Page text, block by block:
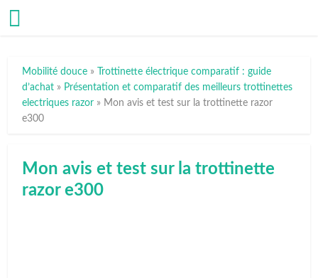
Mobilité douce »
Trottinette électrique comparatif : guide
d’achat » Présentation et comparatif des meilleurs trottinettes
electriques razor » Mon avis et test sur la trottinette razor
e300
Mon avis et test sur la trottinette
razor e300